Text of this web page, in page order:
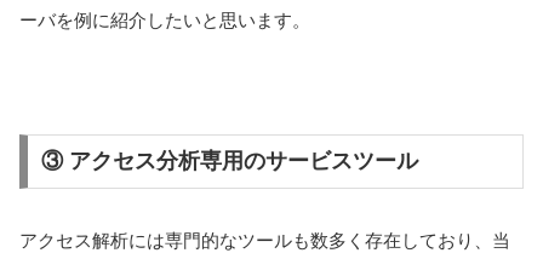
ーバを例に紹介したいと思います。
③ アクセス分析専用のサービスツール
アクセス解析には専門的なツールも数多く存在しており、当